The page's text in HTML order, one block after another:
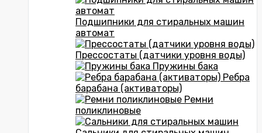
Подшипники для стиральных машин
автомат
Прессостаты (датчики уровня воды)
Пружины бака
Ребра
барабана (активаторы)
Ремни
поликлиновые